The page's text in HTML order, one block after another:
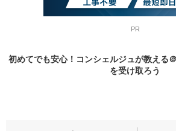
PR
初めてでも安心！コンシェルジュが教える
を受け取ろう